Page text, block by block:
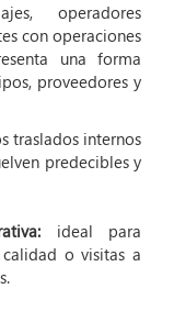
operadores
con operaciones
una forma
proveedores y
traslados internos
predecibles y
ideal para
calidad o visitas a